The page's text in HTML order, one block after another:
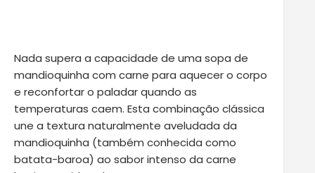
Nada supera a capacidade de uma sopa de
mandioquinha com carne para aquecer o corpo
e reconfortar o paladar quando as
temperaturas caem. Esta combinação clássica
une a textura naturalmente aveludada da
mandioquinha (também conhecida como
batata-baroa) ao sabor intenso da carne